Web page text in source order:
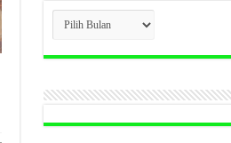
CLICK
BERITA
LAMA
DI